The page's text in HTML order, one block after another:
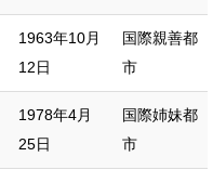
1963年10月
12日
国際親善都
市
1978年4月
25日
国際姉妹都
市